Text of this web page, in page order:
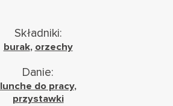
Składniki:
burak, orzechy
Danie:
lunche do pracy,
przystawki